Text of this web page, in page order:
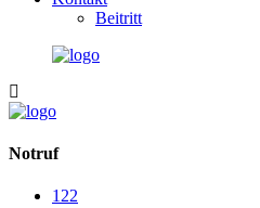
Beitritt
Notruf
122